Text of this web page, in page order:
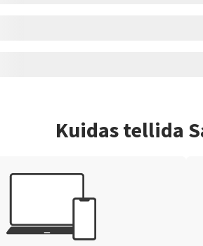
Kuidas tellida